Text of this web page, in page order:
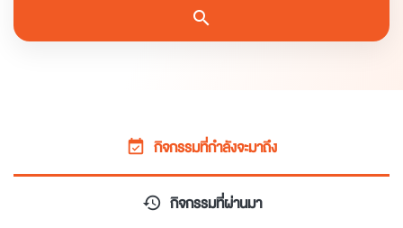
search
event_available กิจกรรมที่กำลังจะมาถึง
history กิจกรรมที่ผ่านมา